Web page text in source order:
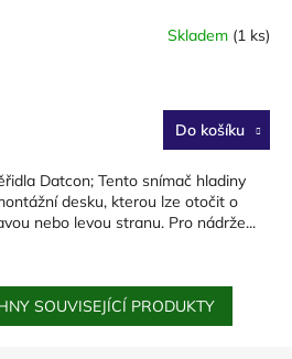
Skladem (1 ks)
Do košíku
Datcon; Tento snímač hladiny
desku, kterou lze otočit o
nebo levou stranu. Pro nádrže...
SOUVISEJÍCÍ PRODUKTY